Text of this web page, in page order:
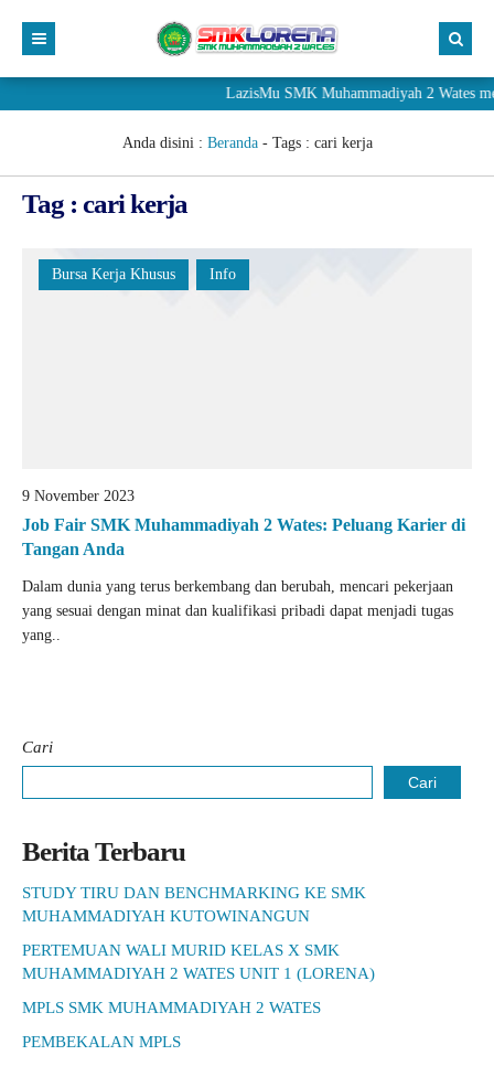
LazisMu SMK Muhammadiyah 2 Wates
Anda disini : Beranda- Tags : cari kerja
Tag : cari kerja
Bursa Kerja Khusus Info
9 November 2023
Job Fair SMK Muhammadiyah 2 Wates: Peluang Karier di
Tangan Anda
Dalam dunia yang terus berkembang dan berubah, mencari pekerjaan
yang sesuai dengan minat dan kualifikasi pribadi dapat menjadi tugas
yang..
Cari
Cari
Berita Terbaru
STUDY TIRU DAN BENCHMARKING KE SMK
MUHAMMADIYAH KUTOWINANGUN
PERTEMUAN WALI MURID KELAS X SMK
MUHAMMADIYAH 2 WATES UNIT 1 (LORENA)
MPLS SMK MUHAMMADIYAH 2 WATES
PEMBEKALAN MPLS